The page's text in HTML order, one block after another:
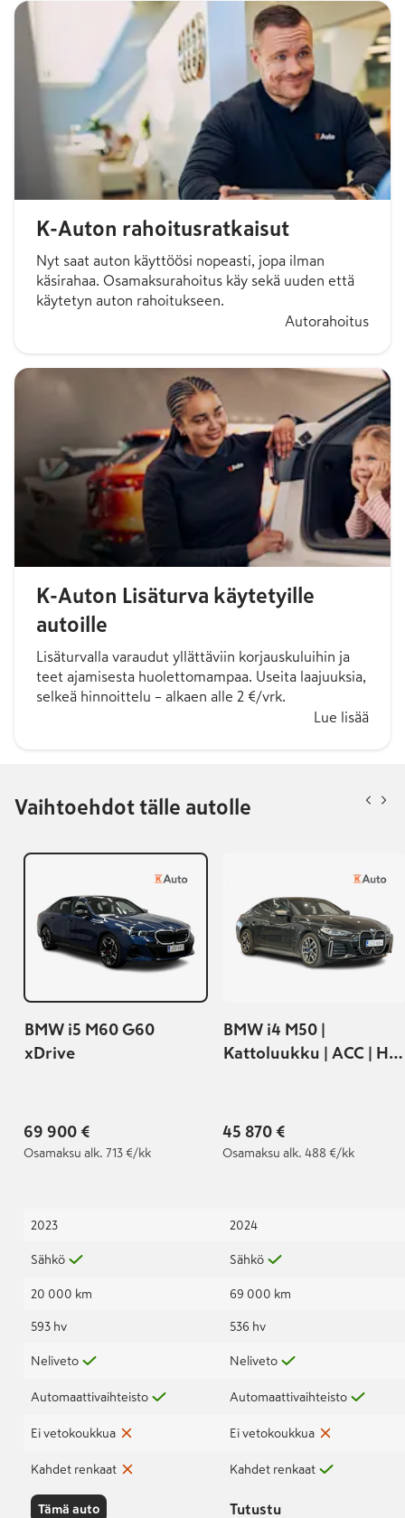
K-Auton rahoitusratkaisut
Nyt saat auton käyttöösi nopeasti, jopa ilman
käsirahaa. Osamaksurahoitus käy sekä uuden että
käytetyn auton rahoitukseen.
Autorahoitus
K-Auton Lisäturva käytetyille
autoille
Lisäturvalla varaudut yllättäviin korjauskuluihin ja
teet ajamisesta huolettomampaa. Useita laajuuksia,
selkeä hinnoittelu – alkaen alle 2 €/vrk.
Lue lisää
Vaihtoehdot tälle autolle
BMW i5 M60 G60
xDrive
69 900 €
Osamaksu alk. 713 €/kk
2023
Sähkö
20 000 km
593 hv
Neliveto
Automaattivaihteisto
Ei vetokoukkua
Kahdet renkaat
Tämä auto
BMW i4 M50 |
Kattoluukku | ACC | Hifi
45 870 €
Osamaksu alk. 488 €/kk
2024
Sähkö
69 000 km
536 hv
Neliveto
Automaattivaihteisto
Ei vetokoukkua
Kahdet renkaat
Tutustu